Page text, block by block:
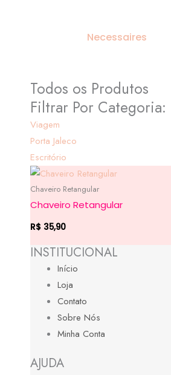
Necessaires
Todos os Produtos
Filtrar Por Categoria:
Viagem
Porta Jaleco
Escritório
Chaveiro Retangular
Chaveiro Retangular
R$ 35,90
INSTITUCIONAL
Início
Loja
Contato
Sobre Nós
Minha Conta
AJUDA